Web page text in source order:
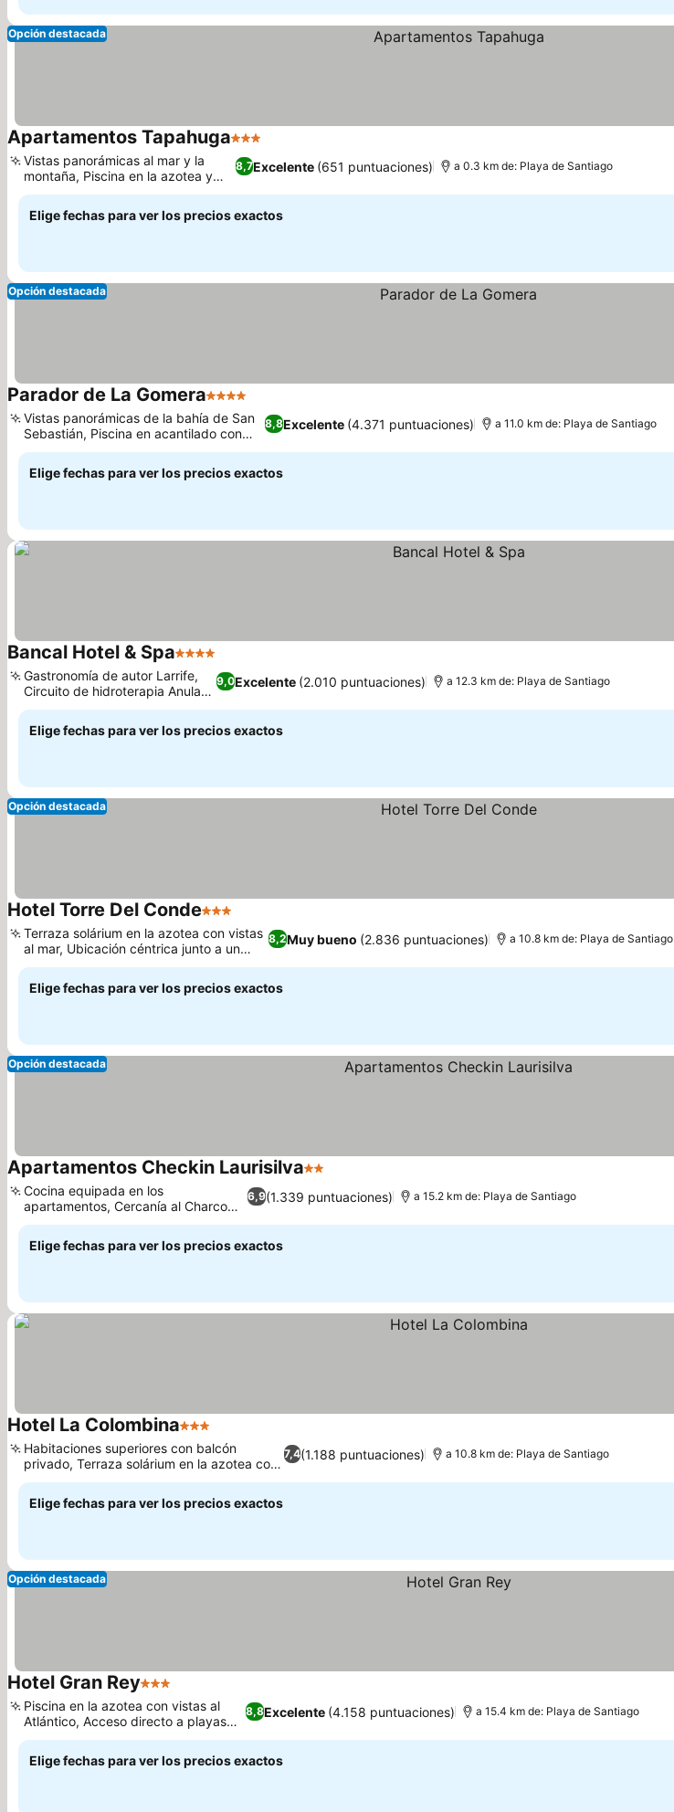
Opción destacada
Apartamentos Tapahuga3 Estrellas
8,7Excelente (651 puntuaciones)
Vistas panorámicas al mar y la
montaña, Piscina en la azotea y
solárium
a 0.3 km de: Playa de Santiago
Elige fechas para ver los precios exactos
Opción destacada
Parador de La Gomera4 Estrellas
8,8Excelente (4.371 puntuaciones)
Vistas panorámicas de la bahía de San
Sebastián, Piscina en acantilado con
vistas al mar
a 11.0 km de: Playa de Santiago
Elige fechas para ver los precios exactos
Bancal Hotel & Spa4 Estrellas
9,0Excelente (2.010 puntuaciones)
Gastronomía de autor Larrife,
Circuito de hidroterapia Anula
Spa
a 12.3 km de: Playa de Santiago
Elige fechas para ver los precios exactos
Opción destacada
Hotel Torre Del Conde3 Estrellas
8,2Muy bueno (2.836 puntuaciones)
Terraza solárium en la azotea con vistas
al mar, Ubicación céntrica junto a un
parque histórico
a 10.8 km de: Playa de Santiago
Elige fechas para ver los precios exactos
Opción destacada
Apartamentos Checkin Laurisilva2 Estrellas
6,9(1.339 puntuaciones)
Cocina equipada en los
apartamentos, Cercanía al Charco
del Conde
a 15.2 km de: Playa de Santiago
Elige fechas para ver los precios exactos
Hotel La Colombina3 Estrellas
7,4(1.188 puntuaciones)
Habitaciones superiores con balcón
privado, Terraza solárium en la azotea con
vistas
a 10.8 km de: Playa de Santiago
Elige fechas para ver los precios exactos
Opción destacada
Hotel Gran Rey3 Estrellas
8,8Excelente (4.158 puntuaciones)
Piscina en la azotea con vistas al
Atlántico, Acceso directo a playas
volcánicas
a 15.4 km de: Playa de Santiago
Elige fechas para ver los precios exactos